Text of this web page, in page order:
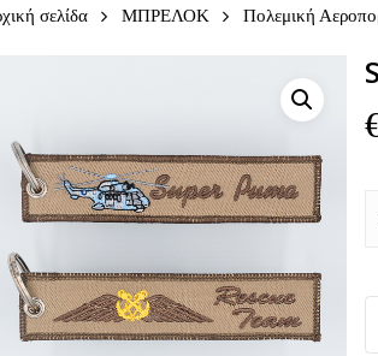
σελίδα ΜΠΡΕΛΟΚ Πολεμική